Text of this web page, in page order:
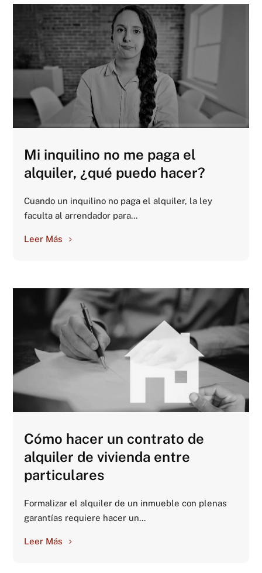
Mi inquilino no me paga el
alquiler, ¿qué puedo hacer?
Cuando un inquilino no paga el alquiler, la ley
faculta al arrendador para...
Leer Más
Cómo hacer un contrato de
alquiler de vivienda entre
particulares
Formalizar el alquiler de un inmueble con plenas
garantías requiere hacer un...
Leer Más